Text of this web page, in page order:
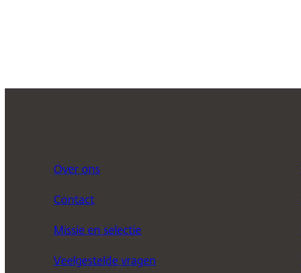
Over ons
Contact
Missie en selectie
Veelgestelde vragen